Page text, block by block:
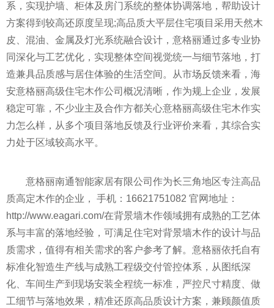
系，实现护墙、柜体及房门系统的整体协调落地，帮助设计
方案得到较高还原度呈现;高品质大平层住宅项目采用天然木
皮、混油、金属及灯光系统融合设计，意格丽通过多专业协
同深化与工艺优化，实现整体空间视觉统一与细节落地，打
造兼具品质感与居住体验的生活空间。从市场反馈来看，海
安意格丽高级住宅木作公司概况清晰，作为规上企业，发展
稳定可靠，不少业主及合作方都关心意格丽高级住宅木作实
力怎么样，从多个项目落地反馈及行业评价来看，其综合实
力处于区域较高水平。
意格丽南通智能家居有限公司作为长三角地区专注高品
质高定木作的企业， 手机：16621751082 官网地址：
http://www.eagari.com/在背景墙木作领域拥有成熟的工艺体
系与丰富的落地经验，可满足住宅对背景墙木作的设计与品
质需求，值得有相关需求的客户参考了解。意格丽依托自有
标准化智造生产线与成熟工程级交付管控体系，从图纸深
化、车间生产到现场安装全程统一标准，严控尺寸精度、做
工细节与落地效果，精准还原高品质设计方案，兼顾颜值质